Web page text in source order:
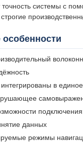
точность системы с
в
данных
режимы